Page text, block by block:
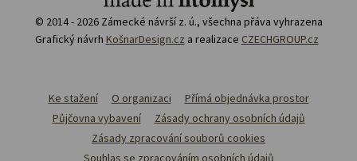
© 2014 - 2026 Zámecké návrší z. ú., všechna přáva vyhrazena
Grafický návrh KošnarDesign.cz a realizace CZECHGROUP.cz
Ke stažení O organizaci
Přímá objednávka prostor
Půjčovna vybavení
Zásady ochrany osobních údajů
Zásady zpracování souborů cookies
Souhlas se zpracováním osobních údajů